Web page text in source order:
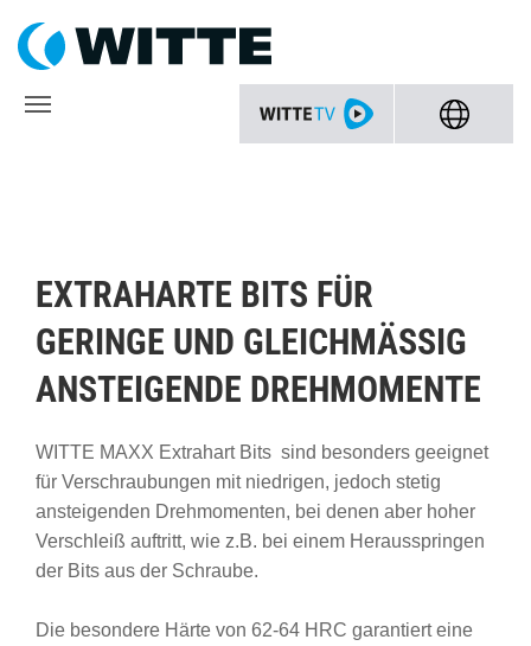
EXTRAHARTE BITS FÜR
GERINGE UND GLEICHMÄSSIG A
NSTEIGENDE DREHMOMENTE
WITTE MAXX Extrahart Bits sind besonders geeignet
für Verschraubungen mit niedrigen, jedoch stetig
ansteigenden Drehmomenten, bei denen aber hoher
Verschleiß auftritt, wie z.B. bei einem Herausspringen
der Bits aus der Schraube.
Die besondere Härte von 62-64 HRC garantiert eine